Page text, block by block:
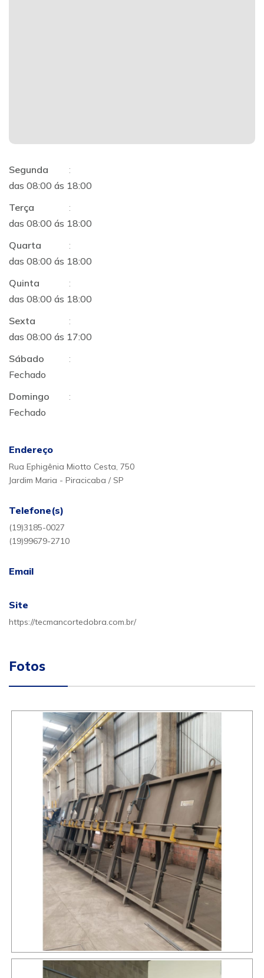
Segunda
:
das 08:00 ás 18:00
Terça
:
das 08:00 ás 18:00
Quarta
:
das 08:00 ás 18:00
Quinta
:
das 08:00 ás 18:00
Sexta
:
das 08:00 ás 17:00
Sábado
:
Fechado
Domingo
:
Fechado
Endereço
Rua Ephigênia Miotto Cesta, 750
Jardim Maria - Piracicaba / SP
Telefone(s)
(19)3185-0027
(19)99679-2710
Email
Site
https://tecmancortedobra.com.br/
Fotos